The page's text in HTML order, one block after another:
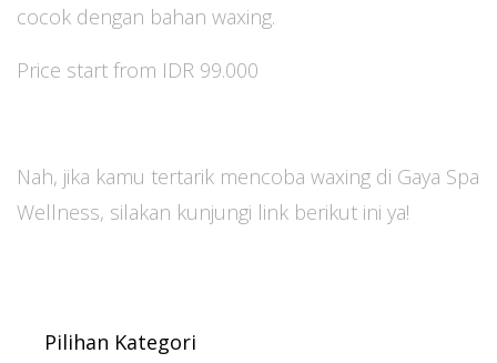
cocok dengan bahan waxing.
Price start from IDR 99.000
Nah, jika kamu tertarik mencoba waxing di Gaya Spa
Wellness, silakan kunjungi link berikut ini ya!
Pilihan Kategori